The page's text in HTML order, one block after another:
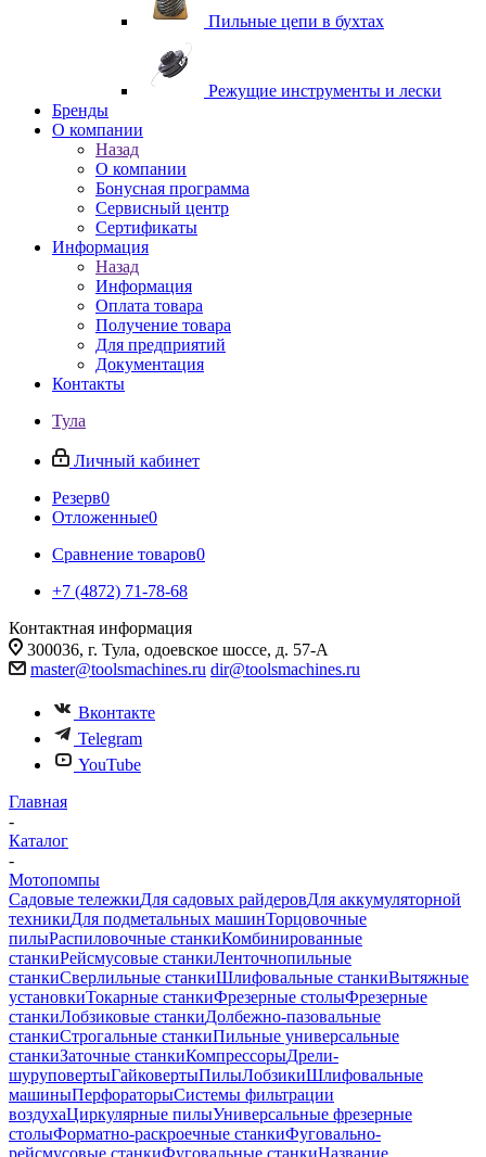
Пильные цепи в бухтах
Режущие инструменты и лески
Бренды
О компании
Назад
О компании
Бонусная программа
Сервисный центр
Сертификаты
Информация
Назад
Информация
Оплата товара
Получение товара
Для предприятий
Документация
Контакты
Тула
Личный кабинет
Резерв0
Отложенные0
Сравнение товаров0
+7 (4872) 71-78-68
Контактная информация
300036, г. Тула, одоевское шоссе, д. 57-А
master@toolsmachines.ru dir@toolsmachines.ru
Вконтакте
Telegram
YouTube
Главная
-
Каталог
-
Мотопомпы
Садовые тележкиДля садовых райдеровДля аккумуляторной
техникиДля подметальных машинТорцовочные
пилыРаспиловочные станкиКомбинированные
станкиРейсмусовые станкиЛенточнопильные
станкиСверлильные станкиШлифовальные станкиВытяжные
установкиТокарные станкиФрезерные столыФрезерные
станкиЛобзиковые станкиДолбежно-пазовальные
станкиСтрогальные станкиПильные универсальные
станкиЗаточные станкиКомпрессорыДрели-
шуруповертыГайковертыПилыЛобзикиШлифовальные
машиныПерфораторыСистемы фильтрации
воздухаЦиркулярные пилыУниверсальные фрезерные
столыФорматно-раскроечные станкиФуговально-
рейсмусовые станкиФуговальные станкиНазвание